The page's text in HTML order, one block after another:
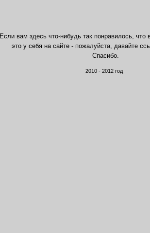
Если вам здесь что-нибудь так понравилось, что
это у себя на сайте - пожалуйста, давайте
Спасибо.
2010 - 2012 год